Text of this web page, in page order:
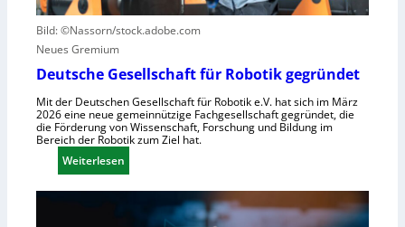
n
g
y
s
t
e
e
m
R
o
b
Bild: ©Nassorn/stock.adobe.com
Neues Gremium
Deutsche Gesellschaft für Robotik gegründet
Mit der Deutschen Gesellschaft für Robotik e.V. hat sich im März
2026 eine neue gemeinnützige Fachgesellschaft gegründet, die
die Förderung von Wissenschaft, Forschung und Bildung im
Bereich der Robotik zum Ziel hat.
Weiterlesen
D